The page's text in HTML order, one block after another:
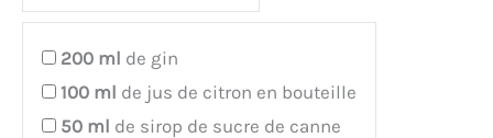
200 ml de gin
100 ml de jus de citron en bouteille
50 ml de sirop de sucre de canne